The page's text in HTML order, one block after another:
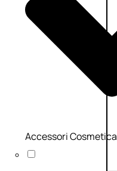
Accessori Cosmetica